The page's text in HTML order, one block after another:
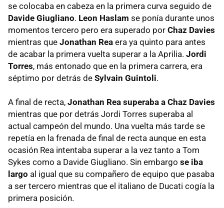
se colocaba en cabeza en la primera curva seguido de
Davide Giugliano. Leon Haslam se ponía durante unos
momentos tercero pero era superado por Chaz Davies
mientras que Jonathan Rea era ya quinto para antes
de acabar la primera vuelta superar a la Aprilia. Jordi
Torres, más entonado que en la primera carrera, era
séptimo por detrás de Sylvain Guintoli.
A final de recta, Jonathan Rea superaba a Chaz Davies
mientras que por detrás Jordi Torres superaba al
actual campeón del mundo. Una vuelta más tarde se
repetía en la frenada de final de recta aunque en esta
ocasión Rea intentaba superar a la vez tanto a Tom
Sykes como a Davide Giugliano. Sin embargo se iba
largo al igual que su compañero de equipo que pasaba
a ser tercero mientras que el italiano de Ducati cogía la
primera posición.